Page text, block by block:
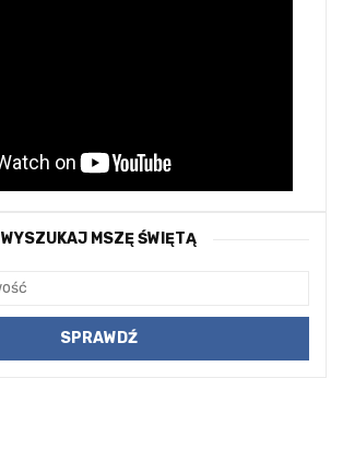
WYSZUKAJ MSZĘ ŚWIĘTĄ